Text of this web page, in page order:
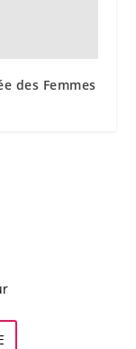
des Femmes